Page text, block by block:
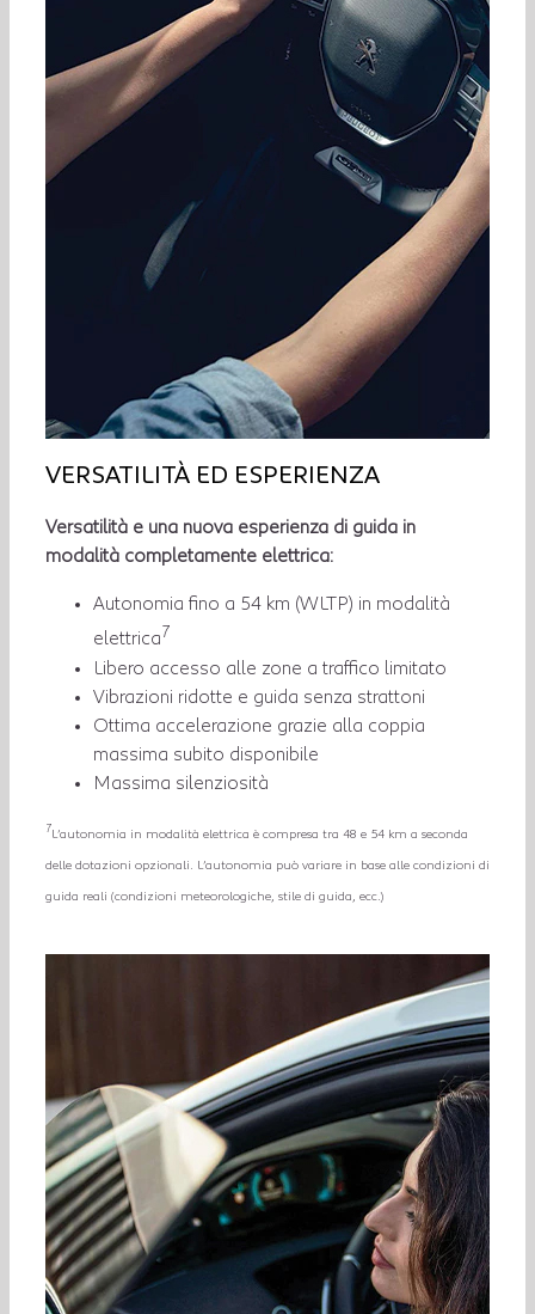
VERSATILITÀ ED ESPERIENZA
Versatilità e una nuova esperienza di guida in
modalità completamente elettrica:
Autonomia fino a 54 km (WLTP) in modalità
elettrica 7
Libero accesso alle zone a traffico limitato
Vibrazioni ridotte e guida senza strattoni
Ottima accelerazione grazie alla coppia
massima subito disponibile
Massima silenziosità
7L’autonomia in modalità elettrica è compresa tra 48 e 54 km a seconda
delle dotazioni opzionali. L’autonomia può variare in base alle condizioni di
guida reali (condizioni meteorologiche, stile di guida, ecc.)